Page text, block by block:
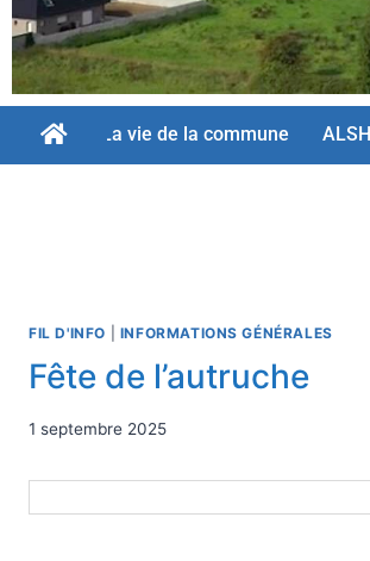
La vie de la commune ALSH
FIL D'INFO INFORMATIONS GÉNÉRALES
Fête de l’autruche
1 septembre 2025